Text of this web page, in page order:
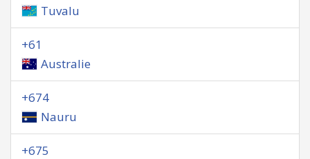
Tuvalu
+61
Australie
+674
Nauru
+675